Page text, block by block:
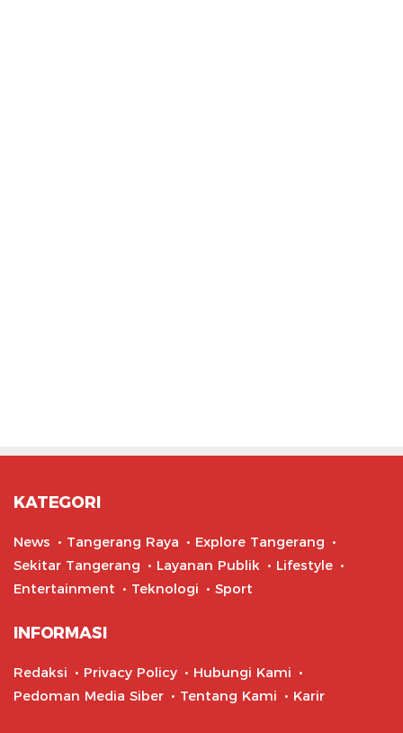
KATEGORI
News Tangerang Raya
Explore Tangerang
Sekitar Tangerang
Layanan Publik
Lifestyle
Entertainment
Teknologi Sport
INFORMASI
Redaksi Privacy Policy
Hubungi Kami
Pedoman Media Siber
Tentang Kami Karir